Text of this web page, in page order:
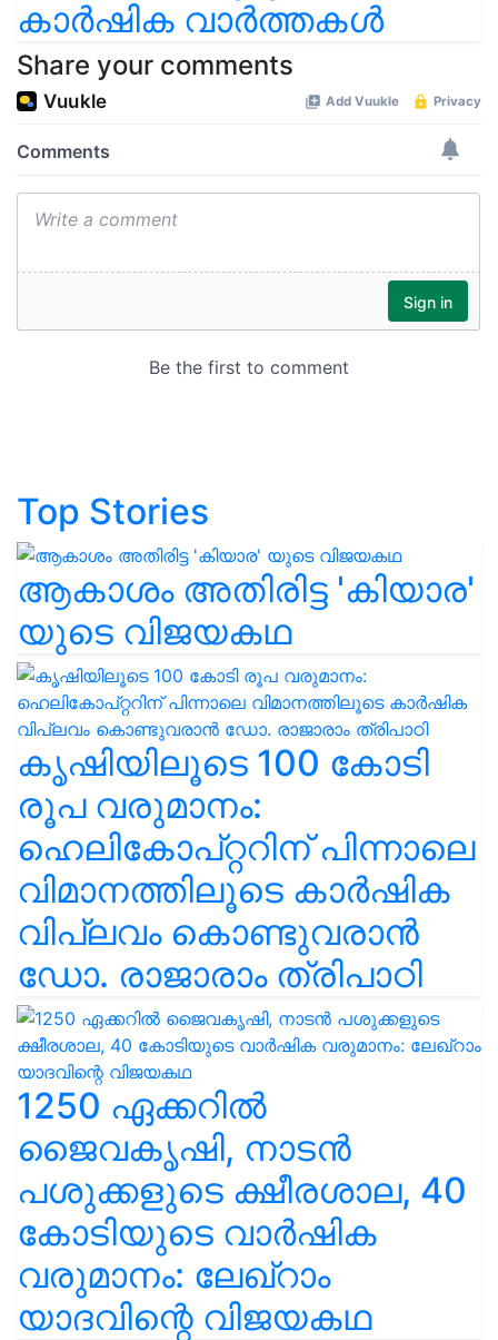
കാർഷിക വാർത്തകൾ
Share your comments
Top Stories
ആകാശം അതിരിട്ട 'കിയാര'
യുടെ വിജയകഥ
കൃഷിയിലൂടെ 100 കോടി
രൂപ വരുമാനം:
ഹെലികോപ്റ്ററിന് പിന്നാലെ
വിമാനത്തിലൂടെ കാർഷിക
വിപ്ലവം കൊണ്ടുവരാൻ
ഡോ. രാജാരാം ത്രിപാഠി
1250 ഏക്കറിൽ
ജൈവകൃഷി, നാടൻ
പശുക്കളുടെ ക്ഷീരശാല, 40
കോടിയുടെ വാർഷിക
വരുമാനം: ലേഖ്‌റാം
യാദവിന്റെ വിജയകഥ